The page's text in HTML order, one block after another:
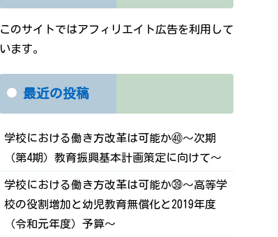
このサイトではアフィリエイト広告を利用して
います。
最近の投稿
学校における働き方改革は可能か㊵～次期
（第4期）教育振興基本計画策定に向けて～
学校における働き方改革は可能か㊴～高等学
校の役割増加と幼児教育無償化と2019年度
（令和元年度）予算～